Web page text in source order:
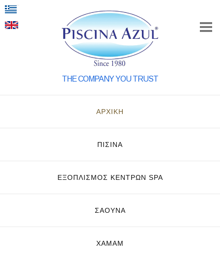
THE COMPANY YOU TRUST
ΑΡΧΙΚΗ
ΠΙΣΙΝΑ
ΕΞΟΠΛΙΣΜΌΣ ΚΈΝΤΡΩΝ SPA
ΣΑΟΥΝΑ
ΧΑΜΑΜ